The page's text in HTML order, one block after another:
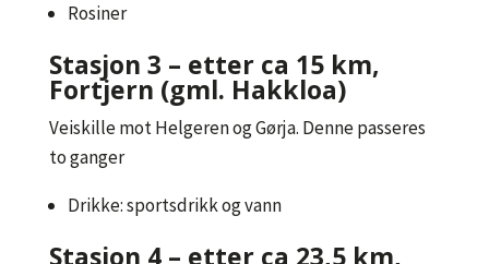
Rosiner
Stasjon 3 – etter ca 15 km,
Fortjern (gml. Hakkloa)
Veiskille mot Helgeren og Gørja. Denne passeres
to ganger
Drikke: sportsdrikk og vann
Stasjon 4 – etter ca 23,5 km,